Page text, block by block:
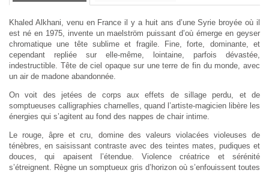
Khaled Alkhani, venu en France il y a huit ans d’une Syrie broyée où il
est né en 1975, invente un maelström puissant d’où émerge en geyser
chromatique une tête sublime et fragile. Fine, forte, dominante, et
cependant repliée sur elle-même, lointaine, parfois dévastée,
indestructible. Tête de ciel opaque sur une terre de fin du monde, avec
un air de madone abandonnée.
On voit des jetées de corps aux effets de sillage perdu, et de
somptueuses calligraphies charnelles, quand l’artiste-magicien libère les
énergies qui s’agitent au fond des nappes de chair intime.
Le rouge, âpre et cru, domine des valeurs violacées violeuses de
ténèbres, en saisissant contraste avec des teintes mates, pudiques et
douces, qui apaisent l’étendue. Violence créatrice et sérénité
s’étreignent. Règne un somptueux gris d’horizon où s’enfouissent toutes